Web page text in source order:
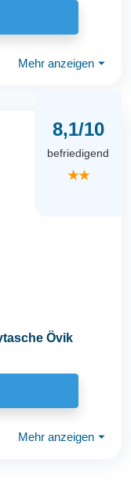
Mehr anzeigen ⏷
8,1/10
befriedigend
★★
Övik
Mehr anzeigen ⏷